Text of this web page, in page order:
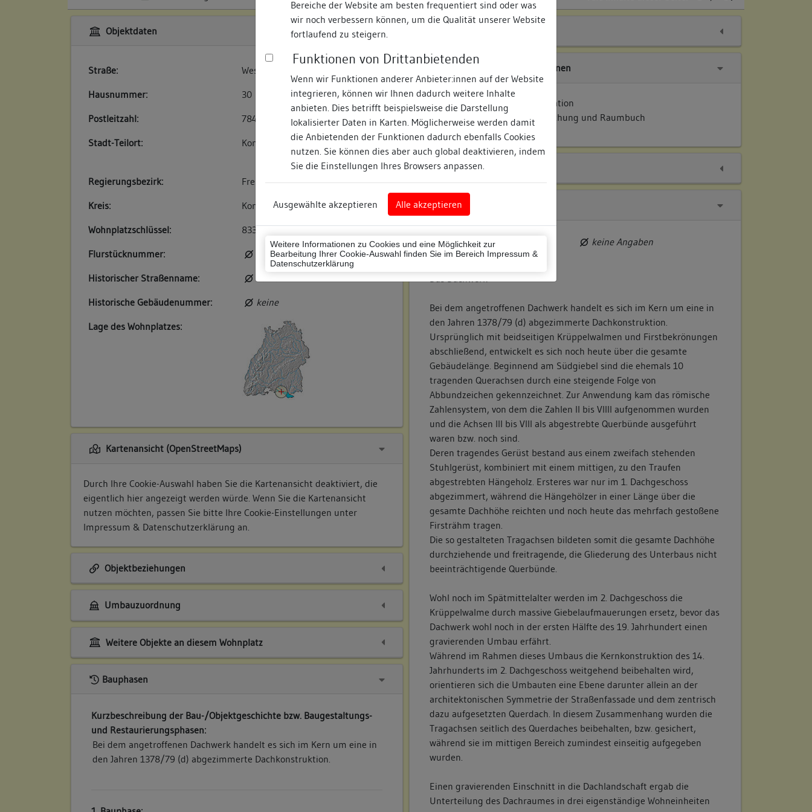
Bereiche der Website am besten frequentiert sind oder was
wir noch verbessern können, um die Qualität unserer Website
fortlaufend zu steigern.
Funktionen von Drittanbietenden
Wenn wir Funktionen anderer Anbieter:innen auf der Website
integrieren, können wir Ihnen dadurch weitere Inhalte
anbieten. Dies betrifft beispielsweise die Darstellung
lokalisierter Daten in Karten. Möglicherweise werden damit
die Anbietenden der Funktionen dadurch ebenfalls Cookies
nutzen. Sie können dies aber auch global deaktivieren, indem
Sie die Einstellungen Ihres Browsers anpassen.
Ausgewählte akzeptieren Alle akzeptieren
Weitere Informationen zu Cookies und eine Möglichkeit zur
Bearbeitung Ihrer Cookie-Auswahl finden Sie im Bereich Impressum &
Datenschutzerklärung
Objektdaten
Straße:
Wessenbergstraße
Hausnummer:
30
Postleitzahl:
78426
Stadt-Teilort:
Konstanz
Regierungsbezirk:
Freiburg
Kreis:
Konstanz (Landkreis)
Wohnplatzschlüssel:
8335043012
Flurstücknummer:
keine
Historischer Straßenname:
keiner
Historische Gebäudenummer:
keine
Lage des Wohnplatzes:
Kartenansicht (OpenStreetMaps)
Durch Ihre Cookie-Auswahl haben Sie die Kartenansicht deaktiviert, die
eigentlich hier angezeigt werden würde. Wenn Sie die Kartenansicht
nutzen möchten, passen Sie bitte Ihre Cookie-Einstellungen unter
Impressum & Datenschutzerklärung an.
Objektbeziehungen
Umbauzuordnung
Weitere Objekte an diesem Wohnplatz
Bauphasen
Kurzbeschreibung der Bau-/Objektgeschichte bzw. Baugestaltungs-
und Restaurierungsphasen:
Bei dem angetroffenen Dachwerk handelt es sich im Kern um eine in
den Jahren 1378/79 (d) abgezimmerte Dachkonstruktion.
Zugeordnete Dokumentationen
Bauhistorische Dokumentation
Restauratorische Untersuchung und Raumbuch
Beschreibung
Konstruktionen
Konstruktionsdetail:
keine Angaben
Konstruktion/Material:
Bei dem angetroffenen Dachwerk handelt es sich im Kern um eine in
den Jahren 1378/79 (d) abgezimmerte Dachkonstruktion.
Ursprünglich mit beidseitigen Krüppelwalmen und Firstbekrönungen
abschließend, entwickelt es sich noch heute über die gesamte
Gebäudelänge. Beginnend am Südgiebel sind die ehemals 10
tragenden Querachsen durch eine steigende Folge von
Abbundzeichen gekennzeichnet. Zur Anwendung kam das römische
Zahlensystem, von dem die Zahlen II bis VIIII aufgenommen wurden
und die Achsen III bis VIII als abgestrebte Querbünde ausgeführt
waren bzw. noch sind.
Deren tragendes Gerüst bestand aus einem zweifach stehenden
Stuhlgerüst, kombiniert mit einem mittigen, zu den Traufen
abgestrebten Hängeholz. Ersteres war nur im 1. Dachgeschoss
abgezimmert, während die Hängehölzer in einer Länge über die
gesamte Dachhöhe reichten und noch heute das mehrfach gestoßene
Firsträhm tragen.
Die so gestalteten Tragachsen bildeten somit die gesamte Dachhöhe
durchziehende und freitragende, die Gliederung des Unterbaus nicht
beeinträchtigende Querbünde.
Wohl noch im Spätmittelalter werden im 2. Dachgeschoss die
Krüppelwalme durch massive Giebelaufmauerungen ersetz, bevor das
Dachwerk wohl noch in der ersten Hälfte des 19. Jahrhundert einen
gravierenden Umbau erfährt.
Während im Rahmen dieses Umbaus die Kernkonstruktion des 14.
Jahrhunderts im 2. Dachgeschoss weitgehend beibehalten wird,
orientieren sich die Umbauten eine Ebene darunter allein an der
architektonischen Symmetrie der Straßenfassade und dem zentrisch
dazu aufgesetzten Querdach. In diesem Zusammenhang wurden die
Tragachsen seitlich des Querdaches beibehalten, bzw. gesichert,
während sie im mittigen Bereich zumindest einseitig aufgegeben
wurden.
Einen gravierenden Einschnitt in die Dachlandschaft ergab die
Unterteilung des Dachraumes in drei eigenständige Wohneinheiten